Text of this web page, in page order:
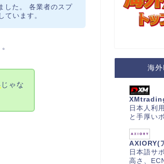
した。 各業者のスプ
います。
じゃな
海
日本人利
と手厚い
AXIORY(
日本語サ
高さ、